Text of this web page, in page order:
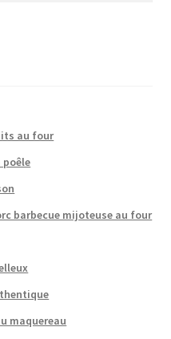
au four
poêle
barbecue mijoteuse au four
maquereau